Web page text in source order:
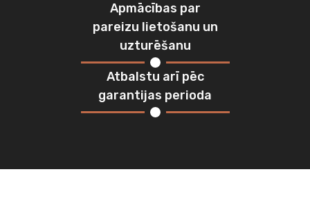
Apmācības par
pareizu lietošanu un
uzturēšanu
Atbalstu arī pēc
garantijas perioda